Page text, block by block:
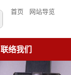
首页 网站导览
联络我们